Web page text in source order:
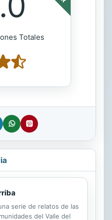
Totales
serie de relatos de las
del Valle del